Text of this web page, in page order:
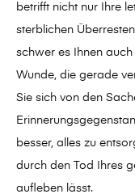
betrifft nicht nur Ihre
sterblichen
schwer es Ihnen
Wunde, die gerade
Sie sich von den
besser, alles zu
durch den Tod Ihres
aufleben lässt.